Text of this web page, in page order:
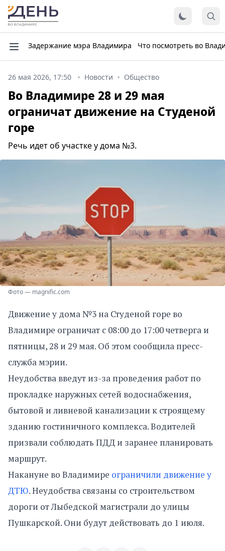
Задержание мэра Владимира Что посмотреть во
26 мая 2026, 17:50 Новости Общество
Во Владимире 28 и 29 мая
ограничат движение на Студеной
горе
Речь идет об участке у дома №3.
Фото — magnific.com
Движение у дома №3 на Студеной горе во
Владимире ограничат с 08:00 до 17:00 четверга и
пятницы, 28 и 29 мая. Об этом сообщила пресс-
служба мэрии.
Неудобства введут из-за проведения работ по
прокладке наружных сетей водоснабжения,
бытовой и ливневой канализации к строящему
зданию гостиничного комплекса. Водителей
призвали соблюдать ПДД и заранее планировать
маршрут.
Накануне во Владимире ограничили движение у
ДТЮ. Неудобства связаны со строительством
дороги от Лыбедской магистрали до улицы
Пушкарской. Они будут действовать до 1 июля.